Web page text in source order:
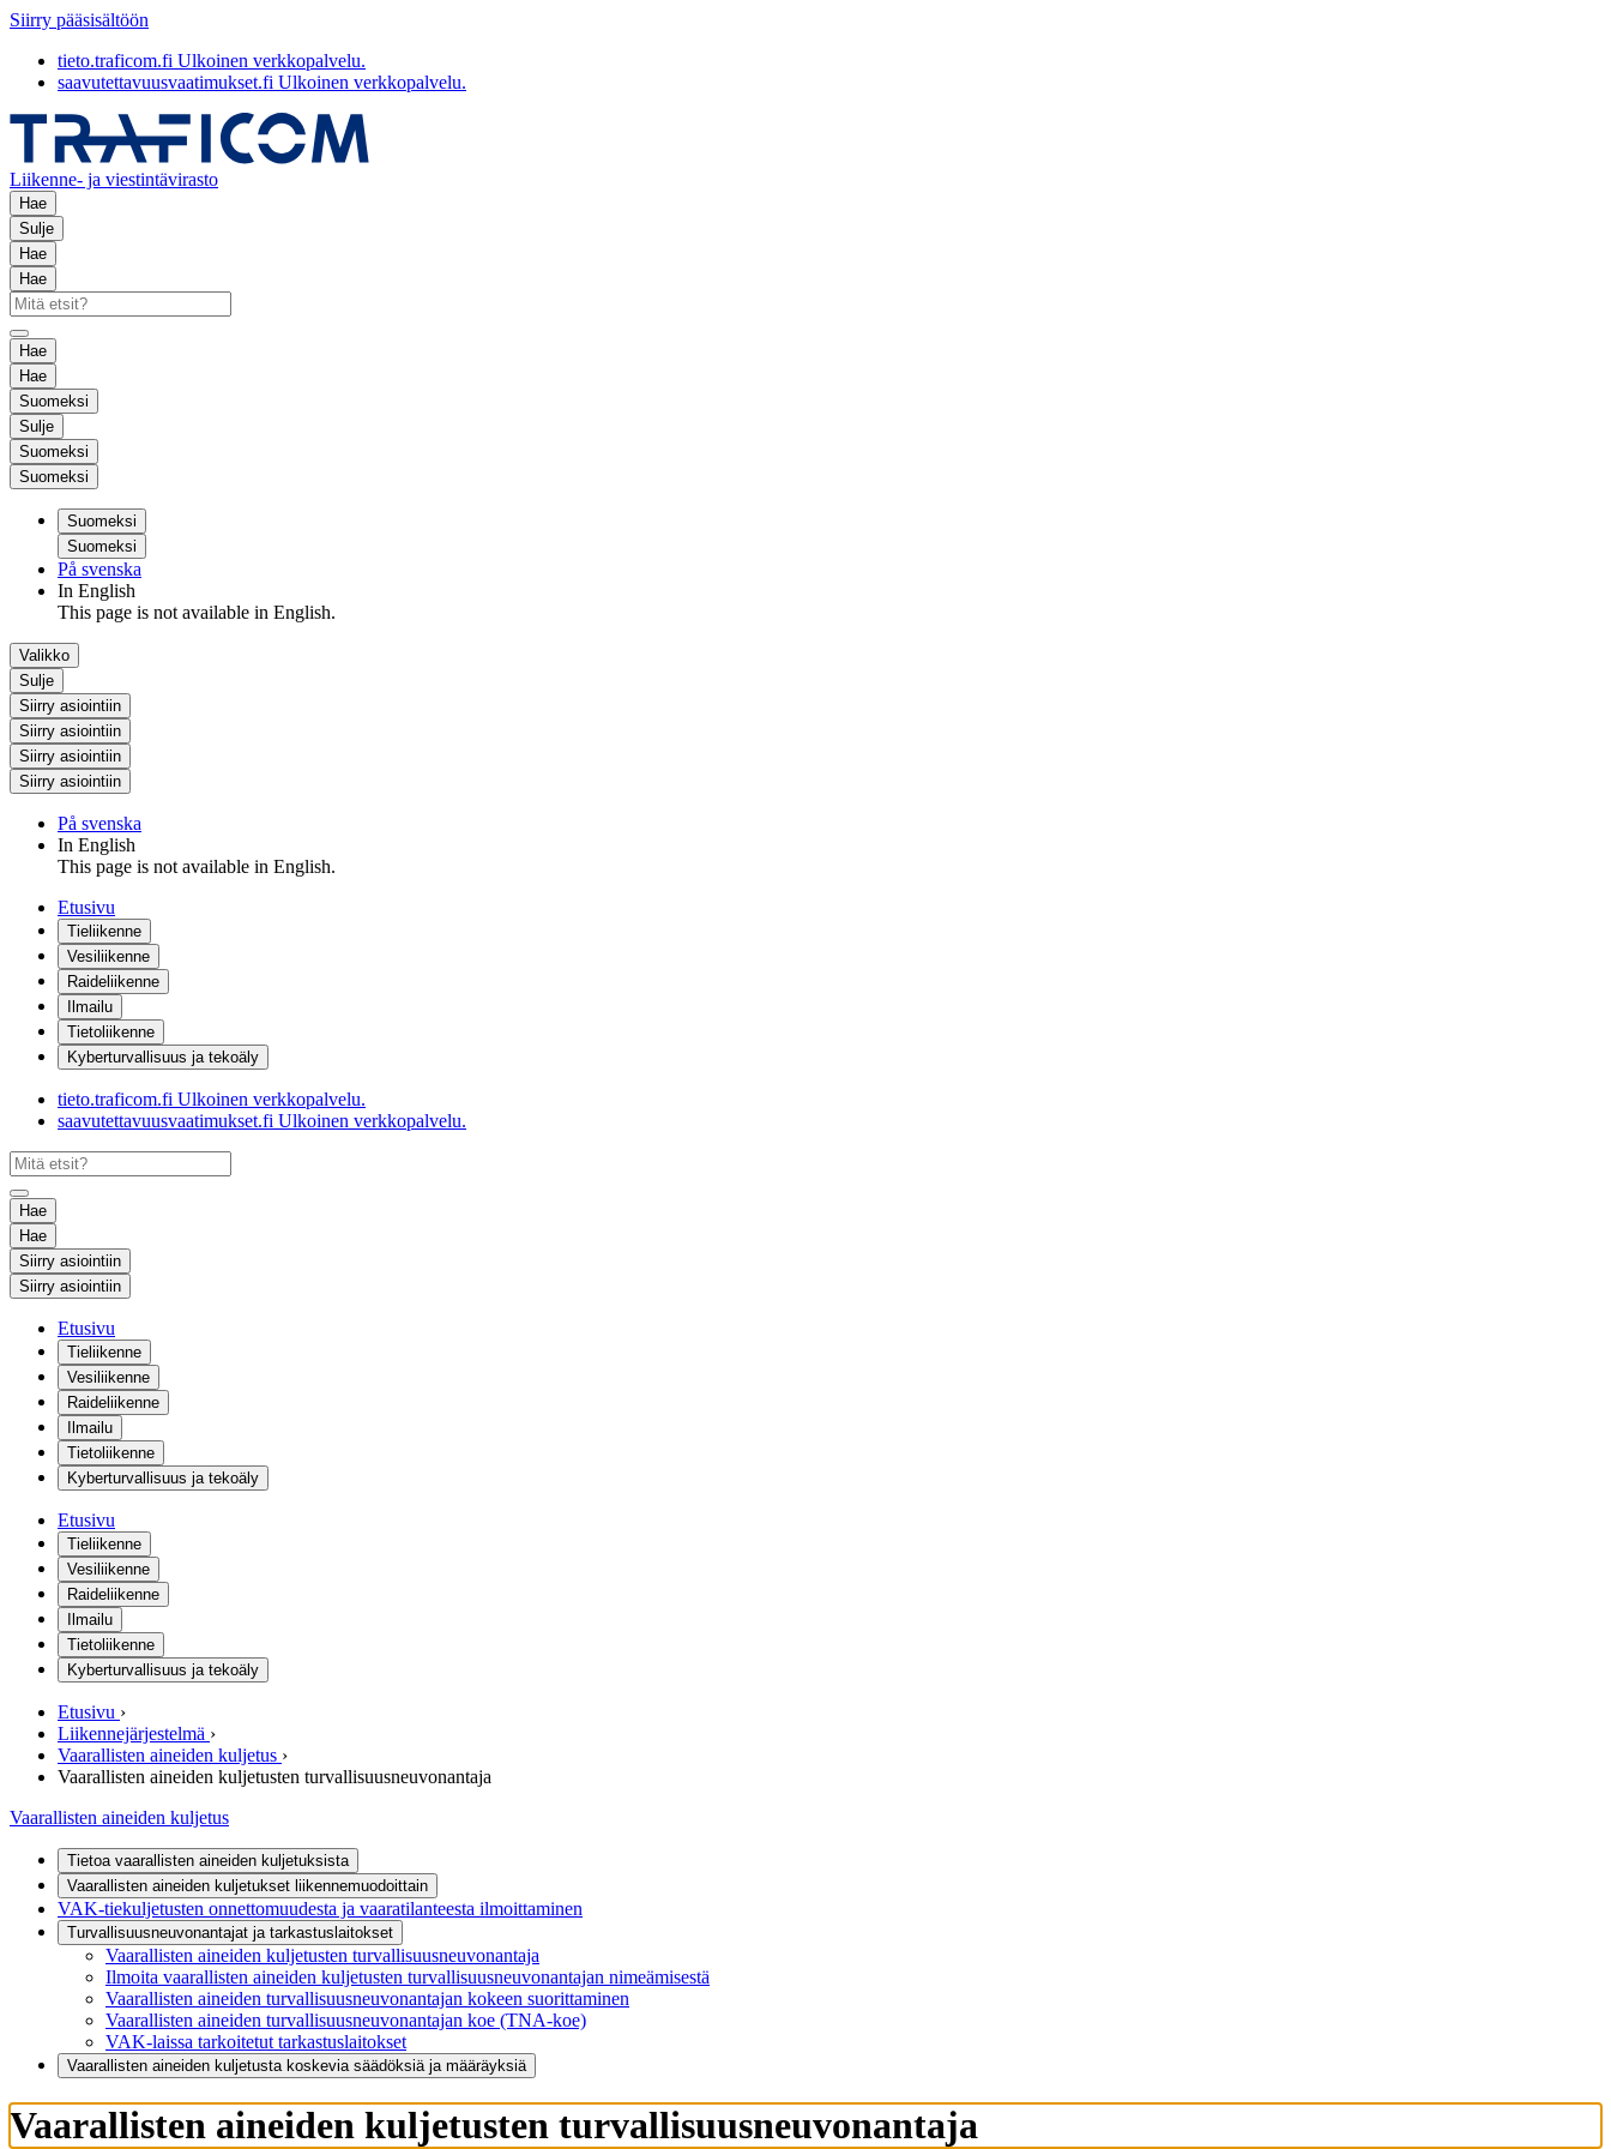
Siirry pääsisältöön
tieto.traficom.fi Ulkoinen verkkopalvelu.
saavutettavuusvaatimukset.fi Ulkoinen verkkopalvelu.
Liikenne- ja viestintävirasto
Hae
Sulje
Hae
Hae
Hae
Hae
Suomeksi
Sulje
Suomeksi
Suomeksi
Suomeksi
Suomeksi
På svenska
In English
This page is not available in English.
Valikko
Sulje
Siirry asiointiin
Siirry asiointiin
Siirry asiointiin
Siirry asiointiin
På svenska
In English
This page is not available in English.
Etusivu
Tieliikenne
Vesiliikenne
Raideliikenne
Ilmailu
Tietoliikenne
Kyberturvallisuus ja tekoäly
tieto.traficom.fi Ulkoinen verkkopalvelu.
saavutettavuusvaatimukset.fi Ulkoinen verkkopalvelu.
Hae
Hae
Siirry asiointiin
Siirry asiointiin
Etusivu
Tieliikenne
Vesiliikenne
Raideliikenne
Ilmailu
Tietoliikenne
Kyberturvallisuus ja tekoäly
Etusivu
Tieliikenne
Vesiliikenne
Raideliikenne
Ilmailu
Tietoliikenne
Kyberturvallisuus ja tekoäly
Etusivu ›
Liikennejärjestelmä ›
Vaarallisten aineiden kuljetus ›
Vaarallisten aineiden kuljetusten turvallisuusneuvonantaja
Vaarallisten aineiden kuljetus
Tietoa vaarallisten aineiden kuljetuksista
Vaarallisten aineiden kuljetukset liikennemuodoittain
VAK-tiekuljetusten onnettomuudesta ja vaaratilanteesta ilmoittaminen
Turvallisuusneuvonantajat ja tarkastuslaitokset
Vaarallisten aineiden kuljetusten turvallisuusneuvonantaja
Ilmoita vaarallisten aineiden kuljetusten turvallisuusneuvonantajan nimeämisestä
Vaarallisten aineiden turvallisuusneuvonantajan kokeen suorittaminen
Vaarallisten aineiden turvallisuusneuvonantajan koe (TNA-koe)
VAK-laissa tarkoitetut tarkastuslaitokset
Vaarallisten aineiden kuljetusta koskevia säädöksiä ja määräyksiä
Vaarallisten aineiden kuljetusten turvallisuusneuvonantaja